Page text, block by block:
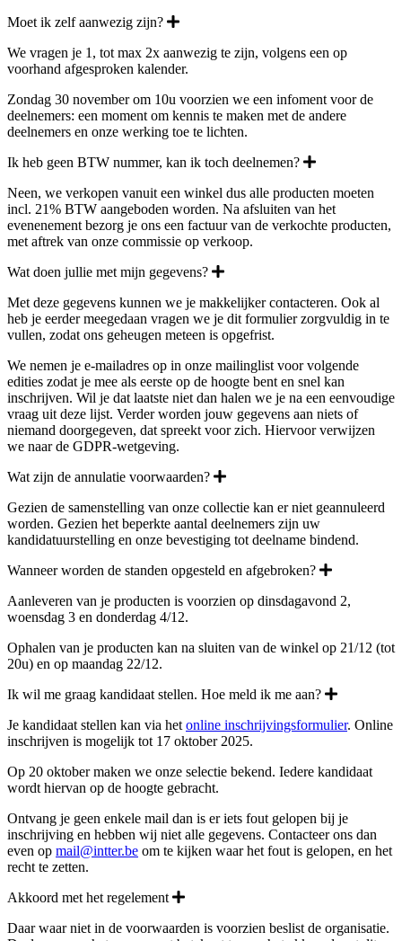
Moet ik zelf aanwezig zijn?
We vragen je 1, tot max 2x aanwezig te zijn, volgens een op
voorhand afgesproken kalender.
Zondag 30 november om 10u voorzien we een infoment voor de
deelnemers: een moment om kennis te maken met de andere
deelnemers en onze werking toe te lichten.
Ik heb geen BTW nummer, kan ik toch deelnemen?
Neen, we verkopen vanuit een winkel dus alle producten moeten
incl. 21% BTW aangeboden worden. Na afsluiten van het
evenenement bezorg je ons een factuur van de verkochte producten,
met aftrek van onze commissie op verkoop.
Wat doen jullie met mijn gegevens?
Met deze gegevens kunnen we je makkelijker contacteren. Ook al
heb je eerder meegedaan vragen we je dit formulier zorgvuldig in te
vullen, zodat ons geheugen meteen is opgefrist.
We nemen je e-mailadres op in onze mailinglist voor volgende
edities zodat je mee als eerste op de hoogte bent en snel kan
inschrijven. Wil je dat laatste niet dan halen we je na een eenvoudige
vraag uit deze lijst. Verder worden jouw gegevens aan niets of
niemand doorgegeven, dat spreekt voor zich. Hiervoor verwijzen
we naar de GDPR-wetgeving.
Wat zijn de annulatie voorwaarden?
Gezien de samenstelling van onze collectie kan er niet geannuleerd
worden. Gezien het beperkte aantal deelnemers zijn uw
kandidatuurstelling en onze bevestiging tot deelname bindend.
Wanneer worden de standen opgesteld en afgebroken?
Aanleveren van je producten is voorzien op dinsdagavond 2,
woensdag 3 en donderdag 4/12.
Ophalen van je producten kan na sluiten van de winkel op 21/12 (tot
20u) en op maandag 22/12.
Ik wil me graag kandidaat stellen. Hoe meld ik me aan?
Je kandidaat stellen kan via het online inschrijvingsformulier. Online
inschrijven is mogelijk tot 17 oktober 2025.
Op 20 oktober maken we onze selectie bekend. Iedere kandidaat
wordt hiervan op de hoogte gebracht.
Ontvang je geen enkele mail dan is er iets fout gelopen bij je
inschrijving en hebben wij niet alle gegevens. Contacteer ons dan
even op mail@intter.be om te kijken waar het fout is gelopen, en het
recht te zetten.
Akkoord met het regelement
Daar waar niet in de voorwaarden is voorzien beslist de organisatie.